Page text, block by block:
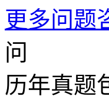
更多问题
问
历年真题